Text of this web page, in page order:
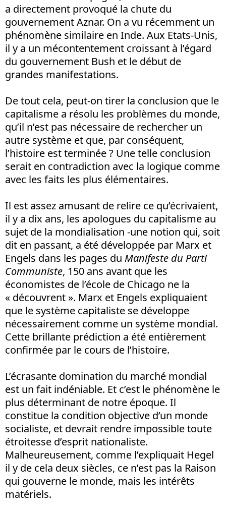
a directement provoqué la chute du
gouvernement Aznar. On a vu récemment un
phénomène similaire en Inde. Aux Etats-Unis,
il y a un mécontentement croissant à l’égard
du gouvernement Bush et le début de
grandes manifestations.
De tout cela, peut-on tirer la conclusion que le
capitalisme a résolu les problèmes du monde,
qu’il n’est pas nécessaire de rechercher un
autre système et que, par conséquent,
l’histoire est terminée ? Une telle conclusion
serait en contradiction avec la logique comme
avec les faits les plus élémentaires.
Il est assez amusant de relire ce qu’écrivaient,
il y a dix ans, les apologues du capitalisme au
sujet de la mondialisation -une notion qui, soit
dit en passant, a été développée par Marx et
Engels dans les pages du Manifeste du Parti
Communiste, 150 ans avant que les
économistes de l’école de Chicago ne la
« découvrent ». Marx et Engels expliquaient
que le système capitaliste se développe
nécessairement comme un système mondial.
Cette brillante prédiction a été entièrement
confirmée par le cours de l’histoire.
L’écrasante domination du marché mondial
est un fait indéniable. Et c’est le phénomène le
plus déterminant de notre époque. Il
constitue la condition objective d’un monde
socialiste, et devrait rendre impossible toute
étroitesse d’esprit nationaliste.
Malheureusement, comme l’expliquait Hegel
il y de cela deux siècles, ce n’est pas la Raison
qui gouverne le monde, mais les intérêts
matériels.